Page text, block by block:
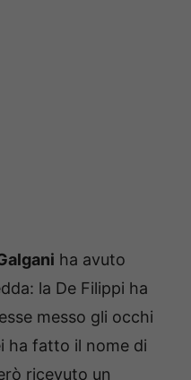
ha avuto
la De Filippi ha
messo gli occhi
ha fatto il nome di
ricevuto un